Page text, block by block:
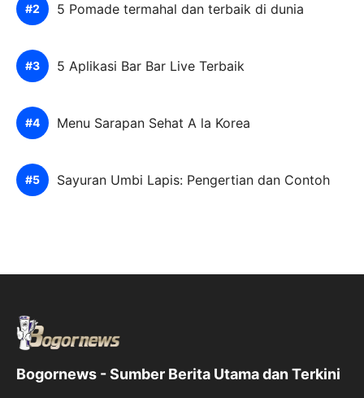
5 Pomade termahal dan terbaik di dunia
5 Aplikasi Bar Bar Live Terbaik
Menu Sarapan Sehat A la Korea
Sayuran Umbi Lapis: Pengertian dan Contoh
Bogornews - Sumber Berita Utama dan Terkini